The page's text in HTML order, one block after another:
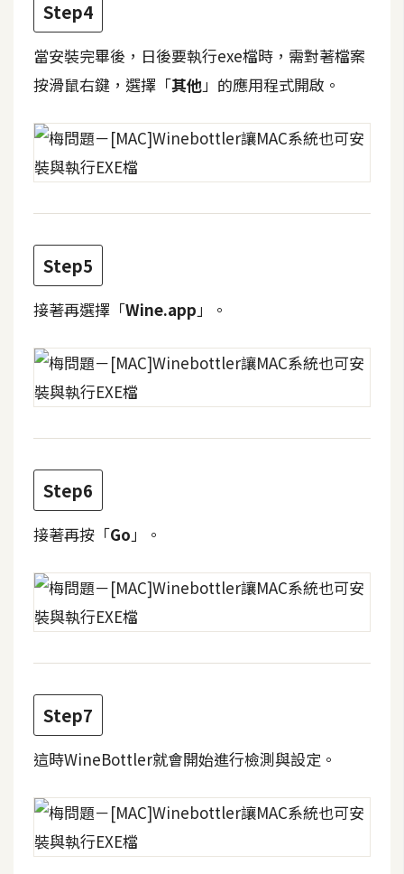
d
P
r
e
s
s
安
裝
與
定
外
實
電
商
W
o
o
m
e
r
c
金
流
物
架
設
Step4
當安裝完畢後，日後要執行exe檔時，需對著檔案
按滑鼠右鍵，選擇「其他」的應用程式開啟。
Step5
接著再選擇「Wine.app 」。
Step6
接著再按「Go 」。
Step7
這時WineBottler就會開始進行檢測與設定。